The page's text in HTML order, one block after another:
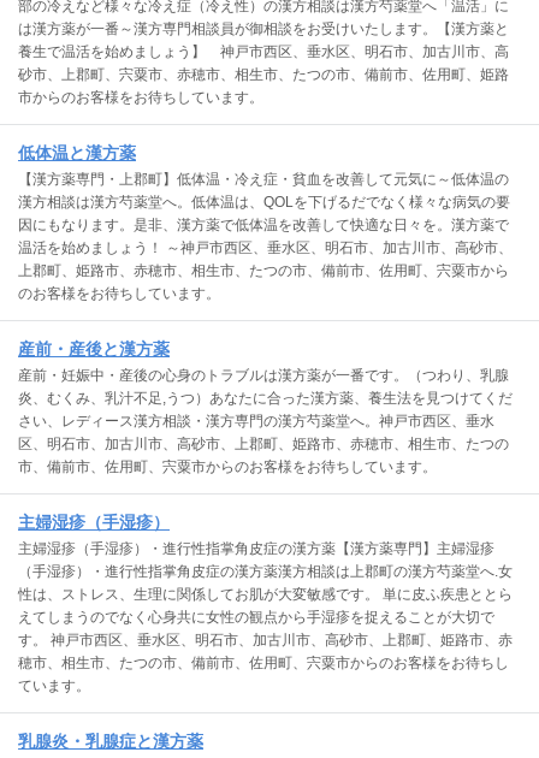
部の冷えなど様々な冷え症（冷え性）の漢方相談は漢方芍薬堂へ「温活」に
は漢方薬が一番～漢方専門相談員が御相談をお受けいたします。【漢方薬と
養生で温活を始めましょう】 神戸市西区、垂水区、明石市、加古川市、高
砂市、上郡町、宍粟市、赤穂市、相生市、たつの市、備前市、佐用町、姫路
市からのお客様をお待ちしています。
低体温と漢方薬
【漢方薬専門・上郡町】低体温・冷え症・貧血を改善して元気に～低体温の
漢方相談は漢方芍薬堂へ。低体温は、QOLを下げるだでなく様々な病気の要
因にもなります。是非、漢方薬で低体温を改善して快適な日々を。漢方薬で
温活を始めましょう！ ～神戸市西区、垂水区、明石市、加古川市、高砂市、
上郡町、姫路市、赤穂市、相生市、たつの市、備前市、佐用町、宍粟市から
のお客様をお待ちしています。
産前・産後と漢方薬
産前・妊娠中・産後の心身のトラブルは漢方薬が一番です。（つわり、乳腺
炎、むくみ、乳汁不足,うつ）あなたに合った漢方薬、養生法を見つけてくだ
さい、レディース漢方相談・漢方専門の漢方芍薬堂へ。神戸市西区、垂水
区、明石市、加古川市、高砂市、上郡町、姫路市、赤穂市、相生市、たつの
市、備前市、佐用町、宍粟市からのお客様をお待ちしています。
主婦湿疹（手湿疹）
主婦湿疹（手湿疹）・進行性指掌角皮症の漢方薬【漢方薬専門】主婦湿疹
（手湿疹）・進行性指掌角皮症の漢方薬漢方相談は上郡町の漢方芍薬堂へ.女
性は、ストレス、生理に関係してお肌が大変敏感です。 単に皮ふ疾患ととら
えてしまうのでなく心身共に女性の観点から手湿疹を捉えることが大切で
す。 神戸市西区、垂水区、明石市、加古川市、高砂市、上郡町、姫路市、赤
穂市、相生市、たつの市、備前市、佐用町、宍粟市からのお客様をお待ちし
ています。
乳腺炎・乳腺症と漢方薬